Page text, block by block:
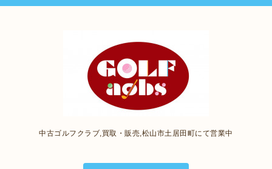
中古ゴルフクラブ,買取・販売,松山市土居田町にて営業中